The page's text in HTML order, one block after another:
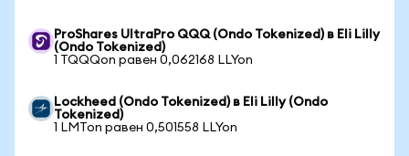
ProShares UltraPro QQQ (Ondo Tokenized) в Eli Lilly
(Ondo Tokenized)
1 TQQQon равен 0,062168 LLYon
Lockheed (Ondo Tokenized) в Eli Lilly (Ondo
Tokenized)
1 LMTon равен 0,501558 LLYon